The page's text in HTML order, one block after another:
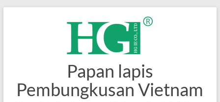
Papan lapis
Pembungkusan Vietnam